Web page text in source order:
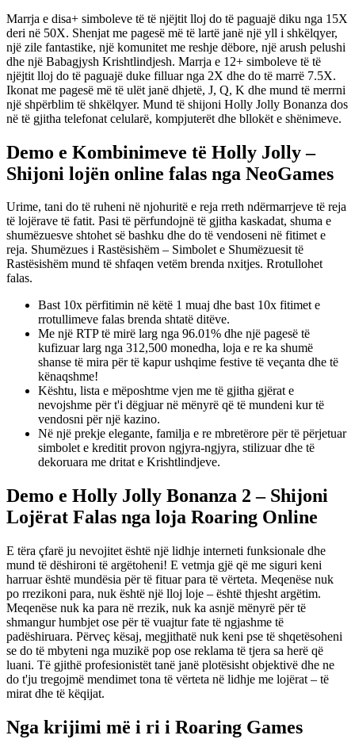
Marrja e disa+ simboleve të të njëjtit lloj do të paguajë diku nga 15X
deri në 50X. Shenjat me pagesë më të lartë janë një yll i shkëlqyer,
një zile fantastike, një komunitet me reshje dëbore, një arush pelushi
dhe një Babagjysh Krishtlindjesh. Marrja e 12+ simboleve të të
njëjtit lloj do të paguajë duke filluar nga 2X dhe do të marrë 7.5X.
Ikonat me pagesë më të ulët janë dhjetë, J, Q, K dhe mund të merrni
një shpërblim të shkëlqyer. Mund të shijoni Holly Jolly Bonanza dos
në të gjitha telefonat celularë, kompjuterët dhe bllokët e shënimeve.
Demo e Kombinimeve të Holly Jolly –
Shijoni lojën online falas nga NeoGames
Urime, tani do të ruheni në njohuritë e reja rreth ndërmarrjeve të reja
të lojërave të fatit. Pasi të përfundojnë të gjitha kaskadat, shuma e
shumëzuesve shtohet së bashku dhe do të vendoseni në fitimet e
reja. Shumëzues i Rastësishëm – Simbolet e Shumëzuesit të
Rastësishëm mund të shfaqen vetëm brenda nxitjes. Rrotullohet
falas.
Bast 10x përfitimin në këtë 1 muaj dhe bast 10x fitimet e
rrotullimeve falas brenda shtatë ditëve.
Me një RTP të mirë larg nga 96.01% dhe një pagesë të
kufizuar larg nga 312,500 monedha, loja e re ka shumë
shanse të mira për të kapur ushqime festive të veçanta dhe të
kënaqshme!
Kështu, lista e mëposhtme vjen me të gjitha gjërat e
nevojshme për t'i dëgjuar në mënyrë që të mundeni kur të
vendosni për një kazino.
Në një prekje elegante, familja e re mbretërore për të përjetuar
simbolet e kreditit provon ngjyra-ngjyra, stilizuar dhe të
dekoruara me dritat e Krishtlindjeve.
Demo e Holly Jolly Bonanza 2 – Shijoni
Lojërat Falas nga loja Roaring Online
E tëra çfarë ju nevojitet është një lidhje interneti funksionale dhe
mund të dëshironi të argëtoheni! E vetmja gjë që me siguri keni
harruar është mundësia për të fituar para të vërteta. Meqenëse nuk
po rrezikoni para, nuk është një lloj loje – është thjesht argëtim.
Meqenëse nuk ka para në rrezik, nuk ka asnjë mënyrë për të
shmangur humbjet ose për të vuajtur fate të ngjashme të
padëshiruara. Përveç kësaj, megjithatë nuk keni pse të shqetësoheni
se do të mbyteni nga muzikë pop ose reklama të tjera sa herë që
luani. Të gjithë profesionistët tanë janë plotësisht objektivë dhe ne
do t'ju tregojmë mendimet tona të vërteta në lidhje me lojërat – të
mirat dhe të këqijat.
Nga krijimi më i ri i Roaring Games